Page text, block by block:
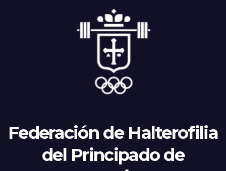
Federación de Halterofilia
del Principado de